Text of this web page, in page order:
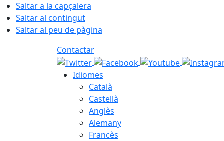
Saltar a la capçalera
Saltar al contingut
Saltar al peu de pàgina
Contactar
Idiomes
Català
Castellà
Anglès
Alemany
Francès